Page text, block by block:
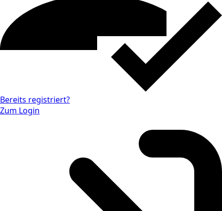
Bereits registriert?
Zum Login